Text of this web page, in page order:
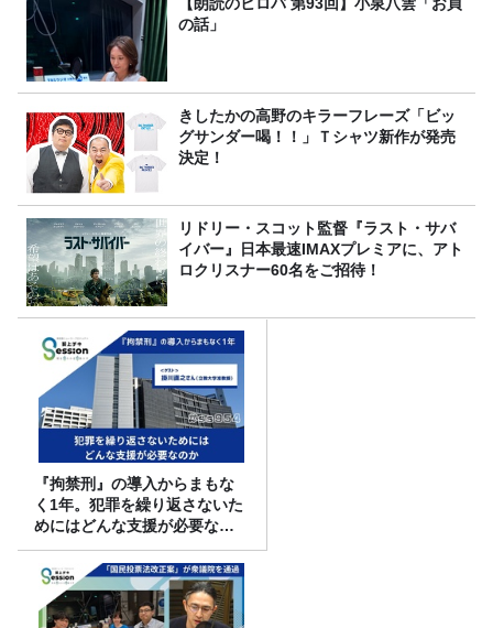
の話」
きしたかの高野のキラーフレーズ「ビッ
グサンダー喝！！」Ｔシャツ新作が発売
決定！
リドリー・スコット監督『ラスト・サバ
イバー』日本最速IMAXプレミアに、アト
ロクリスナー60名をご招待！
『拘禁刑』の導入からまもな
く1年。犯罪を繰り返さないた
めにはどんな支援が必要なの
か